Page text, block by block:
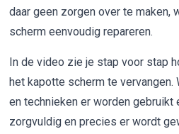
daar geen zorgen over te maken,
scherm eenvoudig repareren.
In de video zie je stap voor stap
het kapotte scherm te
en technieken er worden gebruikt
zorgvuldig en precies er wordt